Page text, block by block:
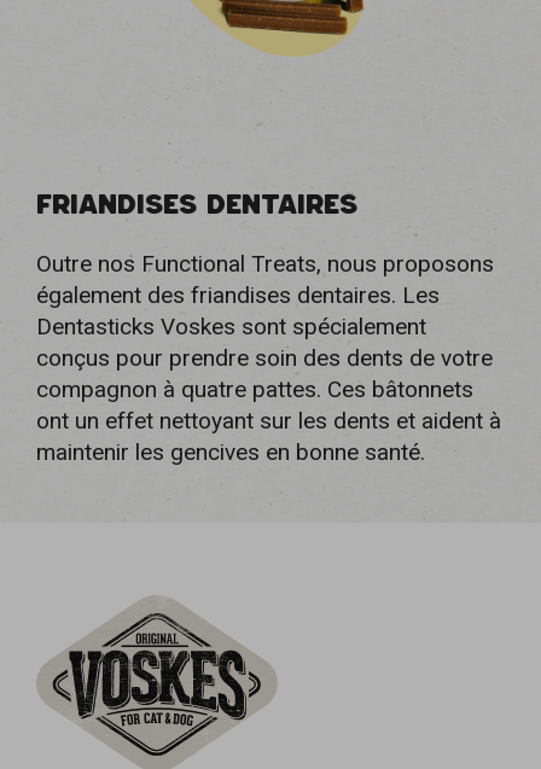
FRIANDISES DENTAIRES
Outre nos Functional Treats, nous proposons
également des friandises dentaires. Les
Dentasticks Voskes sont spécialement
conçus pour prendre soin des dents de votre
compagnon à quatre pattes. Ces bâtonnets
ont un effet nettoyant sur les dents et aident à
maintenir les gencives en bonne santé.